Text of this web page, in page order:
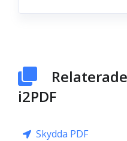
i2PDF
Skydda PDF